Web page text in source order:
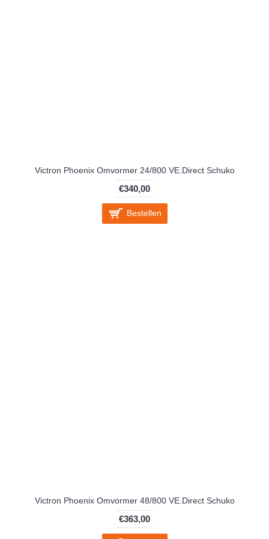
Victron Phoenix Omvormer 24/800 VE.Direct Schuko
€340,00
Bestellen
Victron Phoenix Omvormer 48/800 VE.Direct Schuko
€363,00